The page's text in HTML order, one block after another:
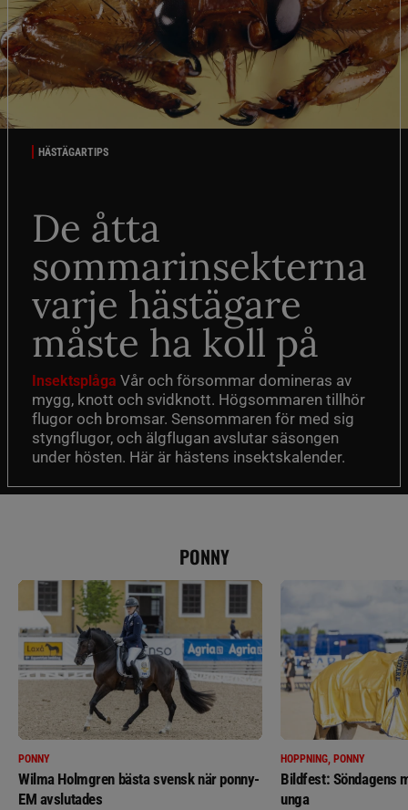
HÄSTÄGARTIPS
De åtta
sommarinsekterna
varje hästägare
måste ha koll på
Insektsplåga Vår och försommar domineras av
mygg, knott och svidknott. Högsommaren tillhör
flugor och bromsar. Sensommaren för med sig
styngflugor, och älgflugan avslutar säsongen
under hösten. Här är hästens insektskalender.
PONNY
PONNY
Wilma Holmgren bästa svensk när ponny-
EM avslutades
HOPPNING, PONNY
Bildfest: Söndagens
unga